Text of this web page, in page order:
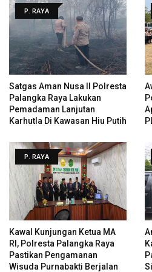
P. RAYA
Satgas Aman Nusa II Polresta
Palangka Raya Lakukan
Pemadaman Lanjutan
Karhutla Di Kawasan Hiu Putih
P. RAYA
Kawal Kunjungan Ketua MA
RI, Polresta Palangka Raya
Pastikan Pengamanan
Wisuda Purnabakti Berjalan